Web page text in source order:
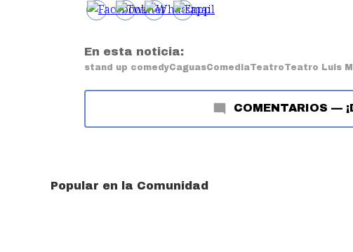
En esta noticia:
stand up comedyCaguasComediaTeatroTeatro Luis
COMENTARIOS —
Popular en la Comunidad